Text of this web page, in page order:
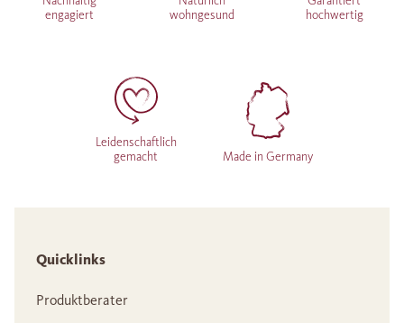
engagiert
wohngesund
hochwertig
Leidenschaftlich
gemacht
Made in Germany
Quicklinks
Produktberater